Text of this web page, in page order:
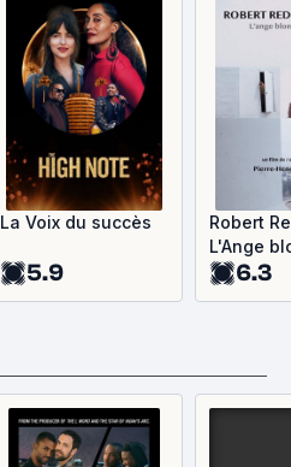
La Voix du succès
5.9
Robert
L'Ange
6.3